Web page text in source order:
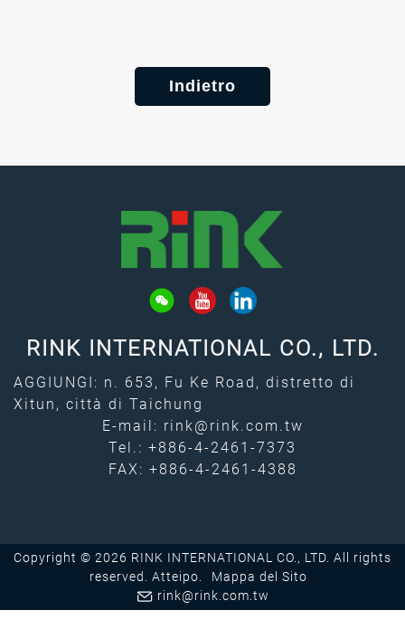
Indietro
RINK INTERNATIONAL CO., LTD.
AGGIUNGI: n. 653, Fu Ke Road, distretto di
Xitun, città di Taichung
E-mail: rink@rink.com.tw
Tel.: +886-4-2461-7373
FAX: +886-4-2461-4388
Copyright © 2026 RINK INTERNATIONAL CO., LTD. All rights
reserved. Atteipo.
Mappa del Sito
rink@rink.com.tw